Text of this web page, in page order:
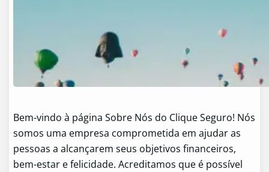
Bem-vindo à página Sobre Nós do Clique Seguro! Nós
somos uma empresa comprometida em ajudar as
pessoas a alcançarem seus objetivos financeiros,
bem-estar e felicidade. Acreditamos que é possível